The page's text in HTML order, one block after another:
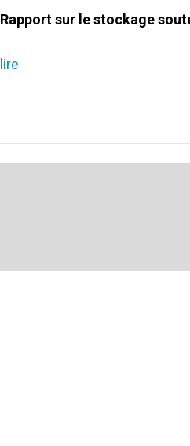
Rapport sur le stockage
lire